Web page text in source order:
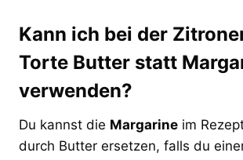
Kann ich bei der
Torte Butter statt
verwenden?
Du kannst die Margarine im
durch Butter ersetzen, falls du